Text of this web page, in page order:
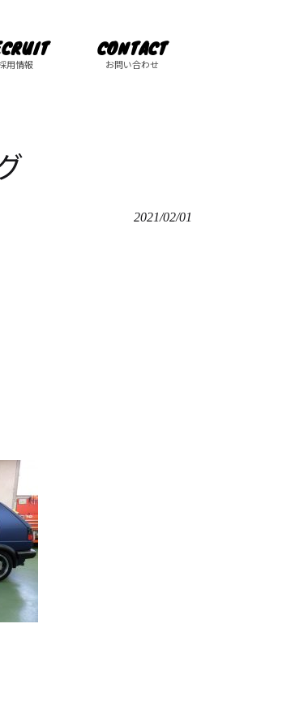
用情報
CONTACT
お問い合わせ
2021/02/01